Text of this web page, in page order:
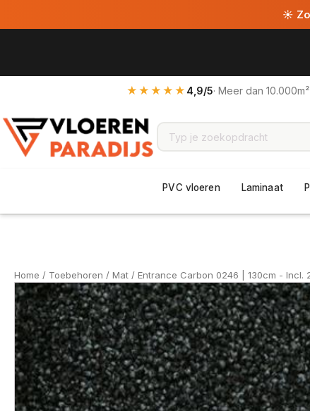
☀
★★★★★ 4,9/5· Meer dan
PVC vloeren Laminaat
Home / Toebehoren / Mat / Entrance Carbon 0246 | 130cm - Incl.